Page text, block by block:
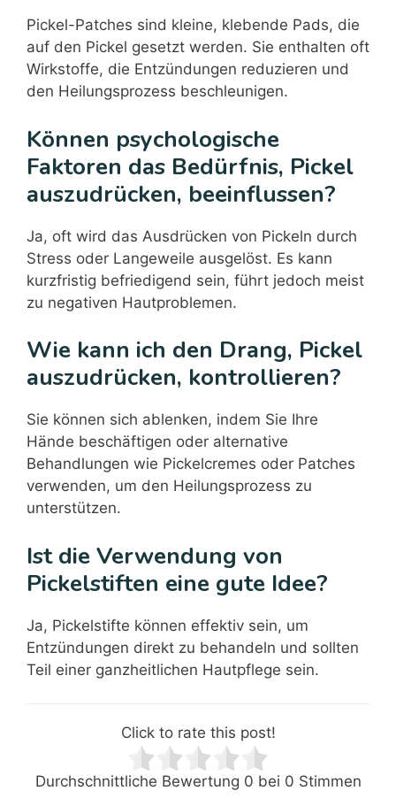
Pickel-Patches sind kleine, klebende Pads, die
auf den Pickel gesetzt werden. Sie enthalten oft
Wirkstoffe, die Entzündungen reduzieren und
den Heilungsprozess beschleunigen.
Können psychologische
Faktoren das Bedürfnis, Pickel
auszudrücken, beeinflussen?
Ja, oft wird das Ausdrücken von Pickeln durch
Stress oder Langeweile ausgelöst. Es kann
kurzfristig befriedigend sein, führt jedoch meist
zu negativen Hautproblemen.
Wie kann ich den Drang, Pickel
auszudrücken, kontrollieren?
Sie können sich ablenken, indem Sie Ihre
Hände beschäftigen oder alternative
Behandlungen wie Pickelcremes oder Patches
verwenden, um den Heilungsprozess zu
unterstützen.
Ist die Verwendung von
Pickelstiften eine gute Idee?
Ja, Pickelstifte können effektiv sein, um
Entzündungen direkt zu behandeln und sollten
Teil einer ganzheitlichen Hautpflege sein.
Click to rate this post!
Durchschnittliche Bewertung 0 bei 0 Stimmen